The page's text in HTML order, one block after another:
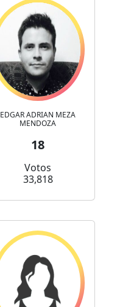
EDGAR ADRIAN MEZA
MENDOZA
18
Votos
33,818